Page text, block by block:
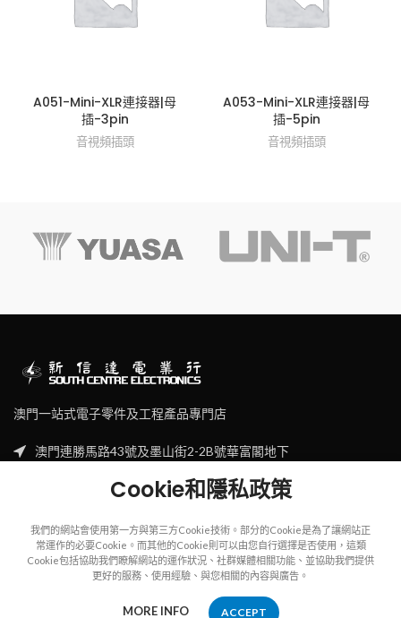
A051-Mini-XLR連接器|母
插-3pin
音視頻插頭
A053-Mini-XLR連接器|母
插-5pin
音視頻插頭
澳門一站式電子零件及工程產品專門店
澳門連勝馬路43號及墨山街2-2B號華富閣地下
2023SOUTH CENTRE ELECTRIONCISAll rights reserved.
Cookie和隱私政策
我們的網站會使用第一方與第三方Cookie技術。部分的Cookie是為了讓網站正
常運作的必要Cookie。而其他的Cookie則可以由您自行選擇是否使用，這類
Cookie包括協助我們瞭解網站的運作狀況、社群媒體相關功能、並協助我們提供
更好的服務、使用經驗、與您相關的內容與廣告。
MORE INFO ACCEPT